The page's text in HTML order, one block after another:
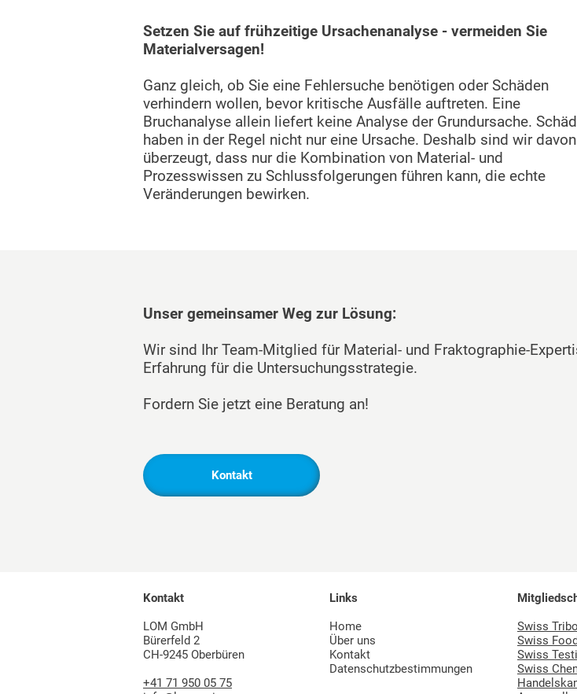
Setzen Sie auf frühzeitige Ursachenanalyse - vermeiden Sie
Materialversagen!
Ganz gleich, ob Sie eine Fehlersuche benötigen oder Schäden
verhindern wollen, bevor kritische Ausfälle auftreten. Eine
Bruchanalyse allein liefert keine Analyse der Grundursache.
haben in der Regel nicht nur eine Ursache. Deshalb sind wir davon
überzeugt, dass nur die Kombination von Material- und
Prozesswissen zu Schlussfolgerungen führen kann, die echte
Veränderungen bewirken.
Unser gemeinsamer Weg zur Lösung:
Wir sind Ihr Team-Mitglied für Material- und Fraktographie-
Erfahrung für die Untersuchungsstrategie.
Fordern Sie jetzt eine Beratung an!
Kontakt
Kontakt
LOM GmbH
Bürerfeld 2
CH-9245 Oberbüren
+41 71 950 05 75
Links
Home
Über uns
Kontakt
Datenschutzbestimmungen
Swiss
Swiss
Swiss
Swiss